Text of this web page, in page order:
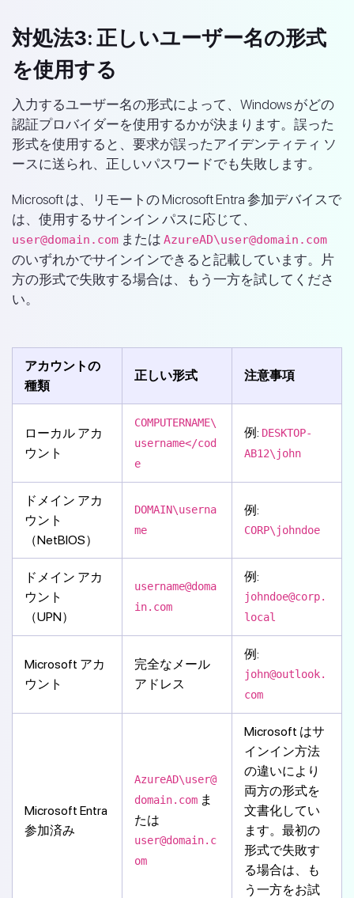
対処法3: 正しいユーザー名の形式
を使用する
入力するユーザー名の形式によって、Windows がどの
認証プロバイダーを使用するかが決まります。誤った
形式を使用すると、要求が誤ったアイデンティティ ソ
ースに送られ、正しいパスワードでも失敗します。
Microsoft は、リモートの Microsoft Entra 参加デバイスで
は、使用するサインイン パスに応じて、
user@domain.com または AzureAD\user@domain.com
のいずれかでサインインできると記載しています。片
方の形式で失敗する場合は、もう一方を試してくださ
い。
アカウントの
種類
正しい形式 注意事項
ローカル アカ
ウント
COMPUTERNAME\
username</cod
e
例: DESKTOP-
AB12\john
ドメイン アカ
ウント
（NetBIOS）
DOMAIN\userna
me
例:
CORP\johndoe
ドメイン アカ
ウント
（UPN）
username@doma
in.com
例:
johndoe@corp.
local
Microsoft アカ
ウント
完全なメール
アドレス
例:
john@outlook.
com
Microsoft Entra
参加済み
AzureAD\user@
domain.com ま
たは
user@domain.c
om
Microsoft はサ
インイン方法
の違いにより
両方の形式を
文書化してい
ます。最初の
形式で失敗す
る場合は、も
う一方をお試